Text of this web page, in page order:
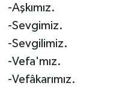
-Aşkımız.
-Sevgimiz.
-Sevgilimiz.
-Vefa'mız.
-Vefâkarımız.
Yerel Yönetimler
Yurttan